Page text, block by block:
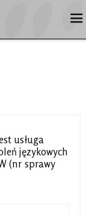
usługa
językowych
(nr sprawy